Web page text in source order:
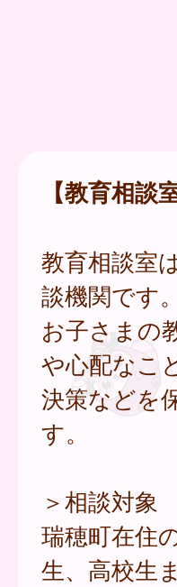
【教育相談
教育相談室
談機関です。
お子さまの
や心配なこ
決策などを
す。
＞相談対象
瑞穂町在住
生、高校生